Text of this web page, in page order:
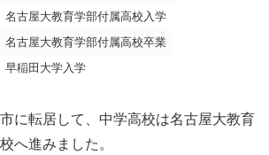
名古屋大教育学部付属高校入学
名古屋大教育学部付属高校卒業
早稲田大学入学
に転居して、中学高校は名古屋大教育
へ進みました。